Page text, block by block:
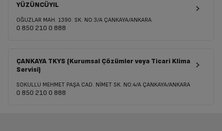
YÜZÜNCÜYIL
OĞUZLAR MAH. 1390. SK. NO:3/A ÇANKAYA/ANKARA
0 850 210 0 888
ÇANKAYA TKYS (Kurumsal Çözümler veya Ticari Klima
Servisi)
SOKULLU MEHMET PAŞA CAD. NİMET SK. NO:4/A ÇANKAYA/ANKARA
0 850 210 0 888